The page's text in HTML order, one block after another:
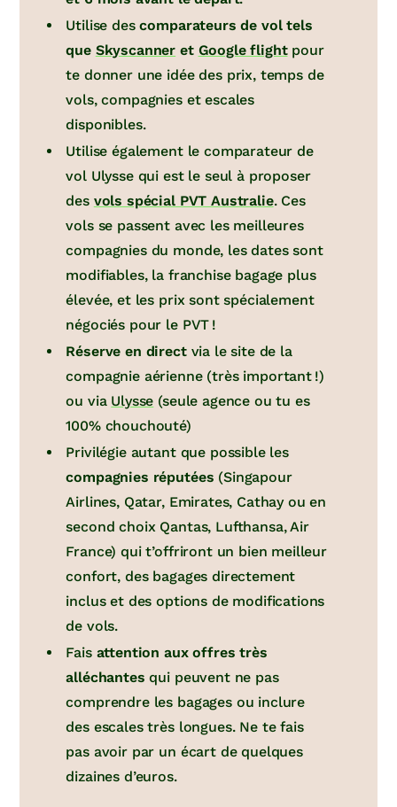
Utilise descomparateurs de vol tels
que Skyscanner et Google flightpour
te donner une idée des prix, temps de
vols, compagnies et escales
disponibles.
Utilise également le comparateur de
vol Ulysse qui est le seul à proposer
des vols spécial PVT Australie. Ces
vols se passent avec les meilleures
compagnies du monde, les dates sont
modifiables, la franchise bagage plus
élevée, et les prix sont spécialement
négociés pour le PVT !
Réserve en directvia le site de la
compagnie aérienne (très important !)
ou via Ulysse (seule agence ou tu es
100% chouchouté)
Privilégie autant que possible les
compagnies réputées (Singapour
Airlines, Qatar, Emirates, Cathay ou en
second choix Qantas, Lufthansa, Air
France) qui t’offriront un bien meilleur
confort, des bagages directement
inclus et des options de modifications
de vols.
Fais attention aux offres très
alléchantes qui peuvent ne pas
comprendre les bagages ou inclure
des escales très longues. Ne te fais
pas avoir par un écart de quelques
dizaines d’euros.